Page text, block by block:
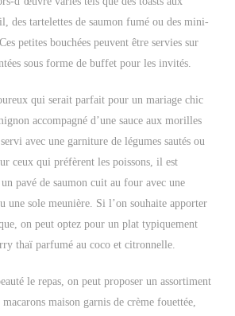
des tartelettes de saumon fumé ou des mini-
petites bouchées peuvent être servies sur
sous forme de buffet pour les invités.
qui serait parfait pour un mariage chic
accompagné d’une sauce aux morilles
avec une garniture de légumes sautés ou
ceux qui préfèrent les poissons, il est
pavé de saumon cuit au four avec une
une sole meunière. Si l’on souhaite apporter
on peut optez pour un plat typiquement
thaï parfumé au coco et citronnelle.
le repas, on peut proposer un assortiment
maison garnis de crème fouettée,